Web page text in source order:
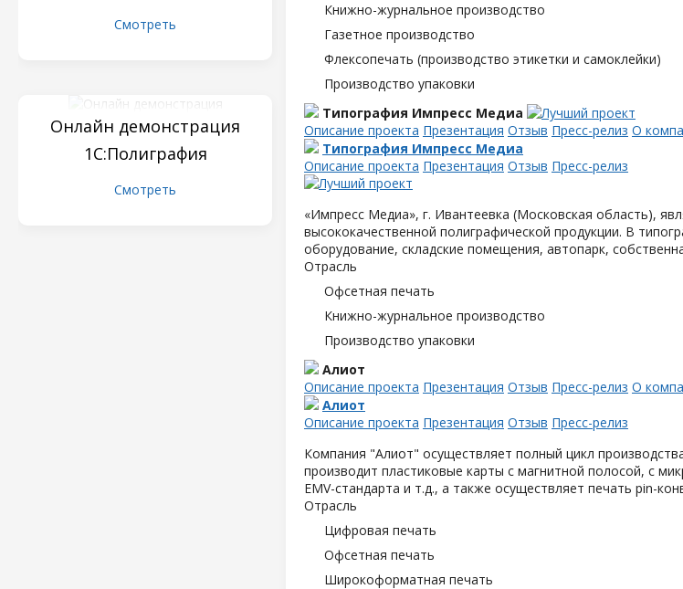
Смотреть
Онлайн демонстрация
1С:Полиграфия
Смотреть
Книжно-журнальное производство
Газетное производство
Флексопечать (производство этикетки и самоклейки)
Производство упаковки
Типография Импресс Медиа
Описание проекта Презентация Отзыв Пресс-релиз О
Типография Импресс Медиа
Описание проекта Презентация Отзыв Пресс-релиз
«Импресс Медиа», г. Ивантеевка (Московская область),
высококачественной полиграфической продукции. В
оборудование, складские помещения, автопарк,
Отрасль
Офсетная печать
Книжно-журнальное производство
Производство упаковки
Алиот
Описание проекта Презентация Отзыв Пресс-релиз О
Алиот
Описание проекта Презентация Отзыв Пресс-релиз
Компания "Алиот" осуществляет полный цикл
производит пластиковые карты с магнитной полосой, с
EMV-стандарта и т.д., а также осуществляет печать pin-
Отрасль
Цифровая печать
Офсетная печать
Широкоформатная печать